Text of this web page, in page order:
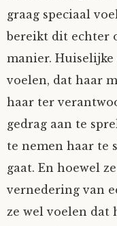
graag speciaal
bereikt dit echter
manier.
voelen, dat haar
haar ter
gedrag aan te
te nemen haar te
gaat. En hoewel
vernedering van
ze wel voelen dat